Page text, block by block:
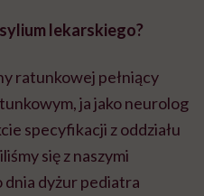
lekarskiego?
ratunkowej pełniący
ja jako neurolog
specyfikacji z oddziału
się z naszymi
dnia dyżur pediatra